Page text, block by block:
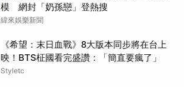
模 網封「奶孫戀」登熱搜
緯來娛樂新聞
《希望：末日血戰》8大版本同步將在台上
映！BTS柾國看完盛讚：「簡直要瘋了」
Styletc